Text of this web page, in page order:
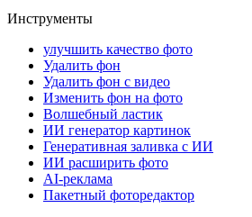
Инструменты
улучшить качество фото
Удалить фон
Удалить фон с видео
Изменить фон на фото
Волшебный ластик
ИИ генератор картинок
Генеративная заливка с ИИ
ИИ расширить фото
AI-реклама
Пакетный фоторедактор